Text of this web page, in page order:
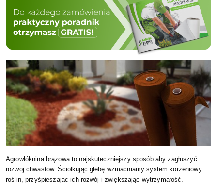
Agrowłóknina brązowa to najskuteczniejszy sposób aby zagłuszyć
rozwój chwastów. Ściółkując glebę wzmacniamy system korzeniowy
roślin, przyśpieszając ich rozwój i zwiększając wytrzymałość.